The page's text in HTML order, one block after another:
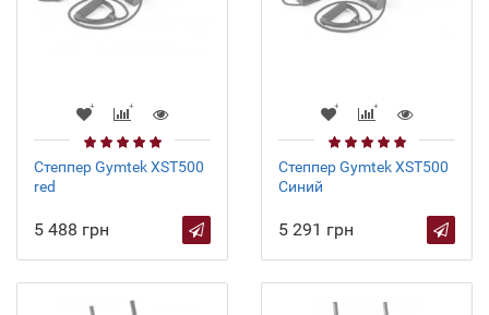
Степпер Gymtek XST500
red
5 488 грн
Степпер Gymtek XST500
Синий
5 291 грн